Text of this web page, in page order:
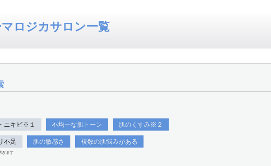
ロジカサロン一覧
ニキビ※１ 不均一な肌トーン 肌のくすみ※２
不足 肌の敏感さ 複数の肌悩みがある
ぎます